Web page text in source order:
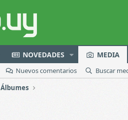
NOVEDADES MEDIA
Nuevos comentarios
Buscar
Álbumes